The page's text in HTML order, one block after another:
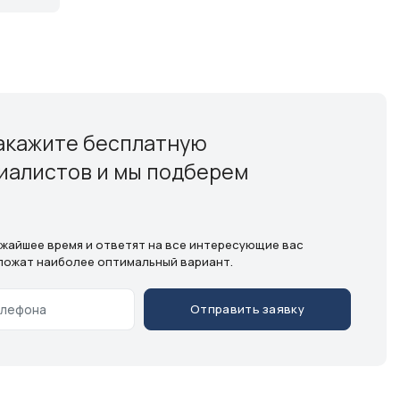
бесплатную
и мы подберем
время и ответят на все интересующие вас
наиболее оптимальный вариант.
Отправить заявку